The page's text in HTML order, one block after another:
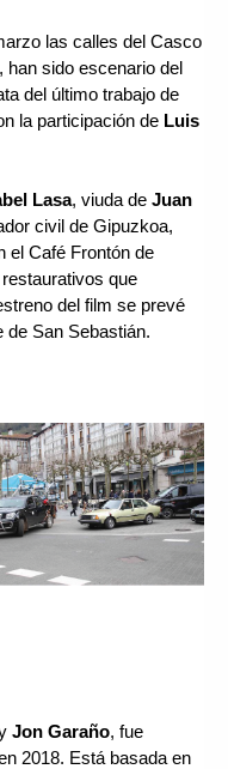
las calles del Casco
han sido escenario del
la participación de Luis
Lasa, viuda de Juan
civil de Gipuzkoa,
el Café Frontón de
que
del film se prevé
de San Sebastián.
Jon Garaño, fue
2018. Está basada en